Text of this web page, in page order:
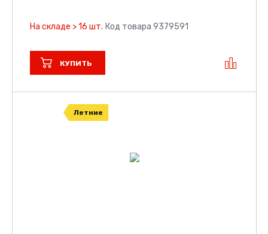
На складе > 16 шт. Код товара 9379591
КУПИТЬ
Летние